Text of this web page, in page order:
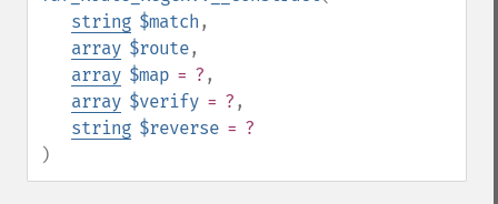
string $match ,
array $route,
array $map = ? ,
array $verify = ? ,
string $reverse = ?
)